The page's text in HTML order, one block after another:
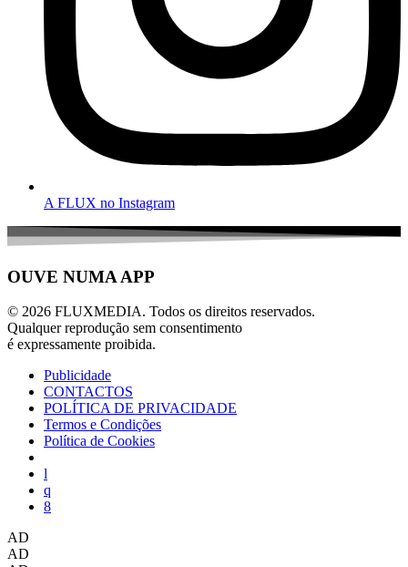
A FLUX no Instagram
OUVE NUMA APP
© 2026 FLUXMEDIA. Todos os direitos reservados.
Qualquer reprodução sem consentimento
é expressamente proibida.
Publicidade
CONTACTOS
POLÍTICA DE PRIVACIDADE
Termos e Condições
Política de Cookies
AD
AD